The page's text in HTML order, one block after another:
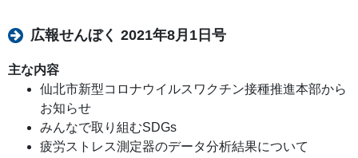
広報せんぼく 2021年8月1日号
主な内容
仙北市新型コロナウイルスワクチン接種推進本部から
お知らせ
みんなで取り組むSDGs
疲労ストレス測定器のデータ分析結果について